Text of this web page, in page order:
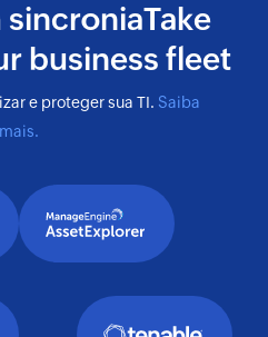
sincronia
e proteger sua TI. Saiba
mais.